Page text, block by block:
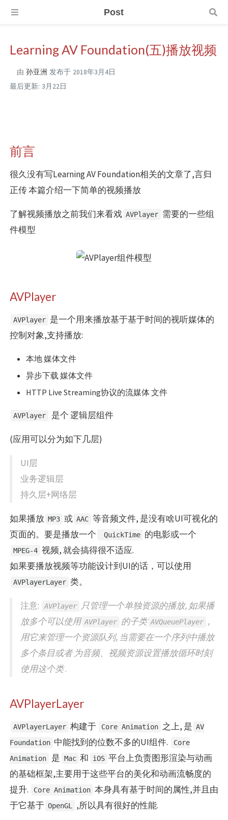
Post
Learning AV Foundation(五)播放视频
由 孙亚洲 发布于 2018年3月4日
最后更新: 3月22日
前言
很久没有写Learning AV Foundation相关的文章了,言归
正传 本篇介绍一下简单的视频播放
了解视频播放之前我们来看戏 AVPlayer 需要的一些组
件模型
AVPlayer
AVPlayer 是一个用来播放基于基于时间的视听媒体的
控制对象,支持播放:
本地 媒体文件
异步下载 媒体文件
HTTP Live Streaming协议的流媒体 文件
AVPlayer 是个 逻辑层组件
(应用可以分为如下几层)
UI层
业务逻辑层
持久层+网络层
如果播放 MP3 或 AAC 等音频文件, 是没有啥UI可视化的
页面的。要是播放一个
QuickTime 的电影或一个
MPEG-4 视频, 就会搞得很不适应.
如果要播放视频等功能设计到UI的话，可以使用
AVPlayerLayer 类。
注意: AVPlayer
只管理一个单独资源的播放, 如果播
放多个可以使用 AVPlayer 的子类 AVQueuePlayer ,
用它来管理一个资源队列, 当需要在一个序列中播放
多个条目或者 为音频、视频资源设置播放循环时刻
使用这个类.
AVPlayerLayer
AVPlayerLayer 构建于 Core Animation 之上, 是 AV
Foundation 中能找到的位数不多的UI组件.
Core
Animation
是 Mac 和 iOS 平台上负责图形渲染与动画
的基础框架,主要用于这些平台的美化和动画流畅度的
提升.
Core Animation 本身具有基于时间的属性,并且由
于它基于 OpenGL ,所以具有很好的性能.